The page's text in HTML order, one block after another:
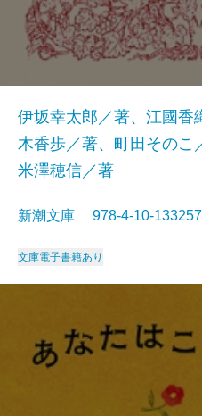
伊坂幸太郎／著、江國香
木香歩／著、町田そのこ
米澤穂信／著
新潮文庫 978-4-10-
文庫電子書籍あり